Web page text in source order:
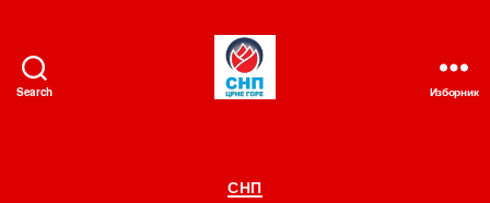
Search Изборник
Категорије
СНП